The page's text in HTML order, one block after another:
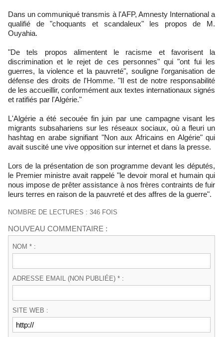
Dans un communiqué transmis à l'AFP, Amnesty International a
qualifié de "choquants et scandaleux" les propos de M.
Ouyahia.
"De tels propos alimentent le racisme et favorisent la
discrimination et le rejet de ces personnes" qui "ont fui les
guerres, la violence et la pauvreté", souligne l'organisation de
défense des droits de l'Homme. "Il est de notre responsabilité
de les accueillir, conformément aux textes internationaux signés
et ratifiés par l'Algérie."
L'Algérie a été secouée fin juin par une campagne visant les
migrants subsahariens sur les réseaux sociaux, où a fleuri un
hashtag en arabe signifiant "Non aux Africains en Algérie" qui
avait suscité une vive opposition sur internet et dans la presse.
Lors de la présentation de son programme devant les députés,
le Premier ministre avait rappelé "le devoir moral et humain qui
nous impose de prêter assistance à nos frères contraints de fuir
leurs terres en raison de la pauvreté et des affres de la guerre".
NOMBRE DE LECTURES : 346 FOIS
NOUVEAU COMMENTAIRE :
NOM * :
ADRESSE EMAIL (NON PUBLIÉE) * :
SITE WEB :